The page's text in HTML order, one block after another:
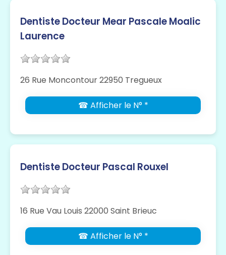
Dentiste Docteur Mear Pascale Moalic
Laurence
26 Rue Moncontour 22950 Tregueux
☎ Afficher le N° *
Dentiste Docteur Pascal Rouxel
16 Rue Vau Louis 22000 Saint Brieuc
☎ Afficher le N° *